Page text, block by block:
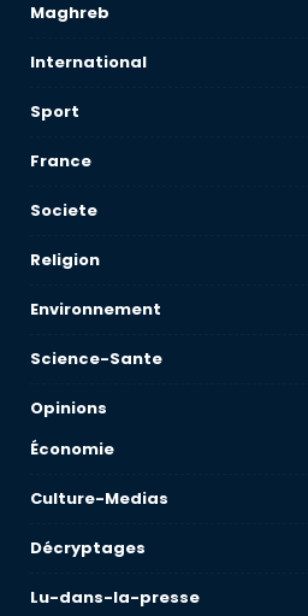
Maghreb
International
Sport
France
Societe
Religion
Environnement
Science-Sante
Opinions
Économie
Culture-Medias
Décryptages
Lu-dans-la-presse